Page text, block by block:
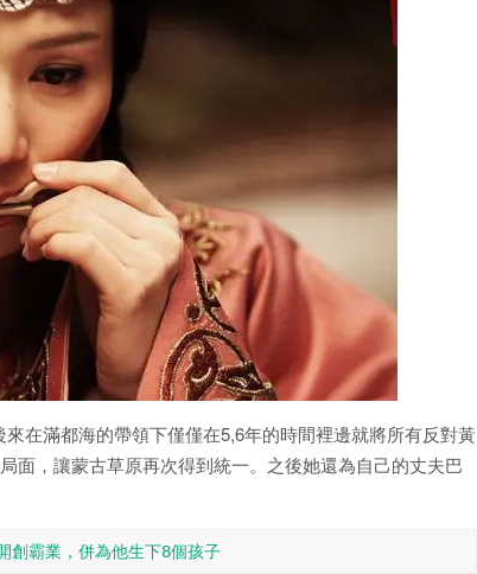
在滿都海的帶領下僅僅在5,6年的時間裡邊就將所有反對黃
面，讓蒙古草原再次得到統一。之後她還為自己的丈夫巴
創霸業，併為他生下8個孩子